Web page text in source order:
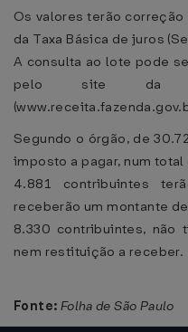
Os valores terão correção
da Taxa Básica de juros
A consulta ao lote pode
pelo site da
Segundo o órgão, de
imposto a pagar, num
4.881 contribuintes
receberão um montante
8.330 contribuintes, não
nem restituição a receber.
Fonte: Folha de São Paulo